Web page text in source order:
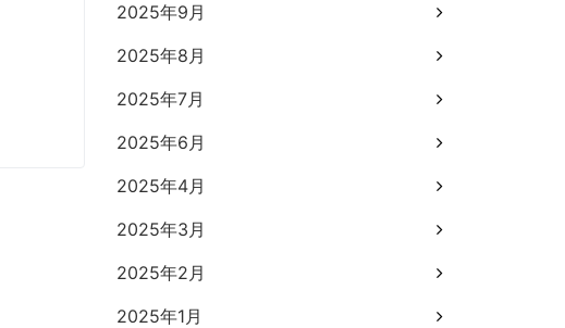
2025年9月
2025年8月
2025年7月
2025年6月
2025年4月
2025年3月
2025年2月
2025年1月